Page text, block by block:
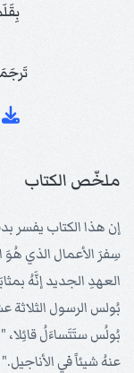
ملخّص الكتاب
إن هذا الكتاب يفسر
سِفرَ الأعمال الذي هُوَ
العهدِ الجديد إنَّهُ
بُولس الرسول الثلاثة
بُولُس ستَتَساءَلُ
عنهُ شيئاً في